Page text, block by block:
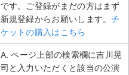
です。ご登録がまだの方はまず
新規登録からお願いします。チ
ケットの購入はこちら
A. ページ上部の検索欄に吉川晃
司と入力いただくと該当の公演